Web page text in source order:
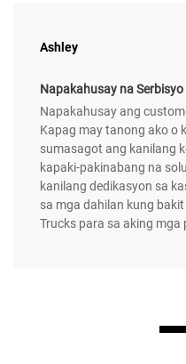
Ashley
Napakahusay na
Napakahusay ang
Kapag may tanong ako o
sumasagot ang kanilang
kapaki-pakinabang na
kanilang dedikasyon sa
sa mga dahilan kung
Trucks para sa aking